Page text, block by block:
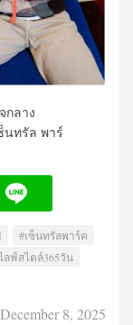
กลาง
นทรัล พาร์
#เซ็นทรัลพาร์ค
ลฟ์สไตล์365วัน
December 8, 2025